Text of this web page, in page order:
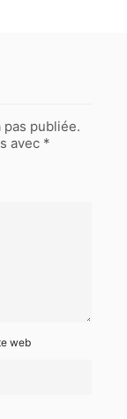
publiée.
avec *
web